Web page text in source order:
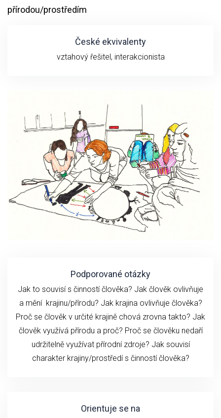
přírodou/prostředím
České ekvivalenty
vztahový řešitel, interakcionista
Podporované otázky
Jak to souvisí s činností člověka? Jak člověk ovlivňuje
a mění krajinu/přírodu? Jak krajina ovlivňuje člověka?
Proč se člověk v určité krajině chová zrovna takto? Jak
člověk využívá přírodu a proč? Proč se člověku nedaří
udržitelně využívat přírodní zdroje? Jak souvisí
charakter krajiny/prostředí s činností člověka?
Orientuje se na